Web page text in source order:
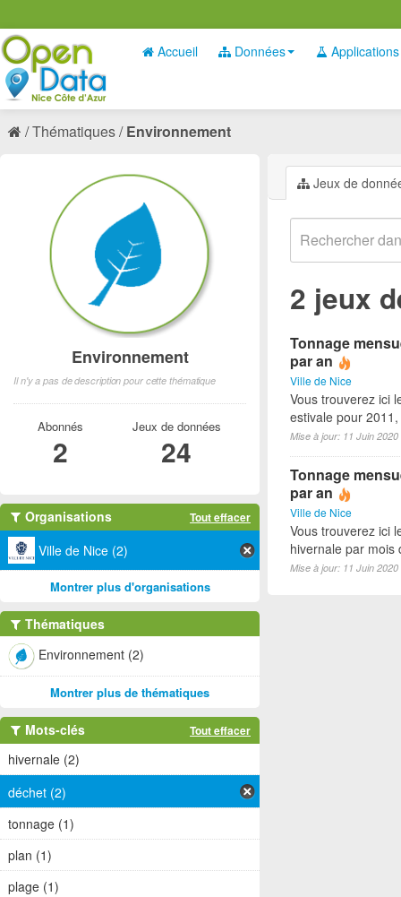
Accueil Données Applications
Thématiques Environnement
Jeux de
2 jeux
Tonnage
par an
Ville de Nice
Vous trouverez ici
estivale pour
Mise à jour: 11 Juin 2020
Tonnage
par an
Ville de Nice
Vous trouverez ici
hivernale par
Mise à jour: 11 Juin 2020
Environnement
Il n'y a pas de description pour cette thématique
Abonnés
2
Jeux de données
24
Organisations Tout effacer
Ville de Nice (2)
Montrer plus d'organisations
Thématiques
Environnement (2)
Montrer plus de thématiques
Mots-clés Tout effacer
hivernale (2)
déchet (2)
tonnage (1)
plan (1)
plage (1)